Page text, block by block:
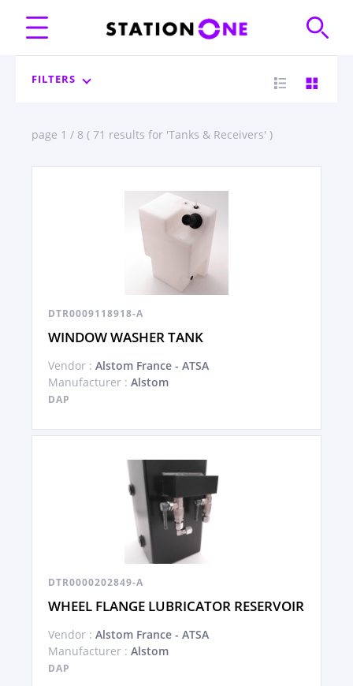
FILTERS
page 1 / 8 ( 71 results for 'Tanks & Receivers' )
DTR0009118918-A
WINDOW WASHER TANK
Vendor : Alstom France - ATSA
Manufacturer : Alstom
DAP
DTR0000202849-A
WHEEL FLANGE LUBRICATOR RESERVOIR
Vendor : Alstom France - ATSA
Manufacturer : Alstom
DAP